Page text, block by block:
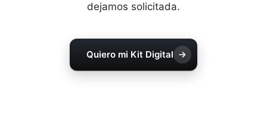
dejamos solicitada.
Quiero mi Kit Digital